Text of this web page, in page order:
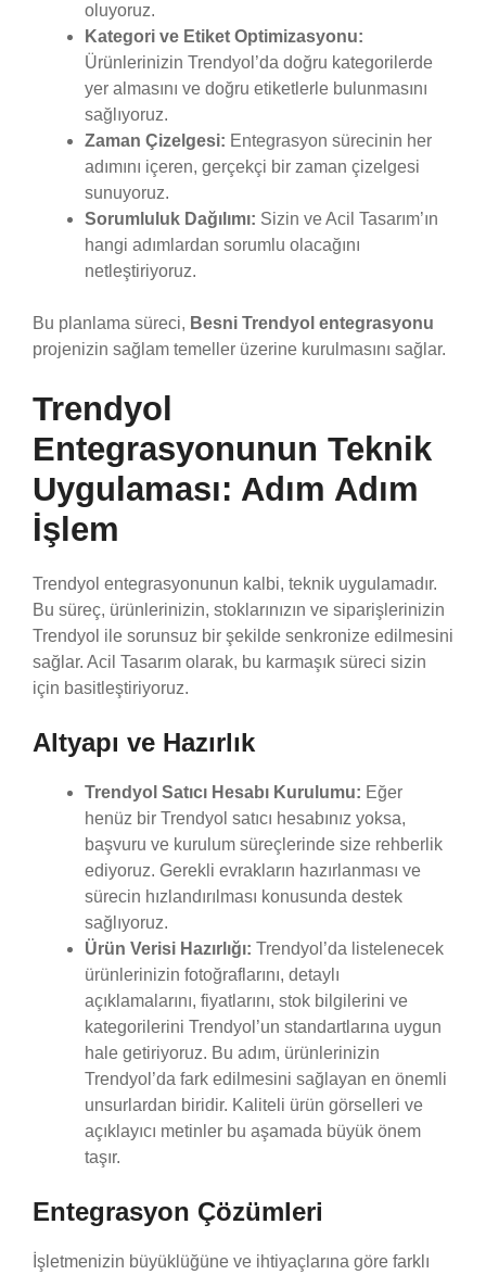
oluyoruz.
Kategori ve Etiket Optimizasyonu:
Ürünlerinizin Trendyol’da doğru kategorilerde
yer almasını ve doğru etiketlerle bulunmasını
sağlıyoruz.
Zaman Çizelgesi: Entegrasyon sürecinin her
adımını içeren, gerçekçi bir zaman çizelgesi
sunuyoruz.
Sorumluluk Dağılımı: Sizin ve Acil Tasarım’ın
hangi adımlardan sorumlu olacağını
netleştiriyoruz.
Bu planlama süreci, Besni Trendyol entegrasyonu
projenizin sağlam temeller üzerine kurulmasını sağlar.
Trendyol
Entegrasyonunun Teknik
Uygulaması: Adım Adım
İşlem
Trendyol entegrasyonunun kalbi, teknik uygulamadır.
Bu süreç, ürünlerinizin, stoklarınızın ve siparişlerinizin
Trendyol ile sorunsuz bir şekilde senkronize edilmesini
sağlar. Acil Tasarım olarak, bu karmaşık süreci sizin
için basitleştiriyoruz.
Altyapı ve Hazırlık
Trendyol Satıcı Hesabı Kurulumu: Eğer
henüz bir Trendyol satıcı hesabınız yoksa,
başvuru ve kurulum süreçlerinde size rehberlik
ediyoruz. Gerekli evrakların hazırlanması ve
sürecin hızlandırılması konusunda destek
sağlıyoruz.
Ürün Verisi Hazırlığı: Trendyol’da listelenecek
ürünlerinizin fotoğraflarını, detaylı
açıklamalarını, fiyatlarını, stok bilgilerini ve
kategorilerini Trendyol’un standartlarına uygun
hale getiriyoruz. Bu adım, ürünlerinizin
Trendyol’da fark edilmesini sağlayan en önemli
unsurlardan biridir. Kaliteli ürün görselleri ve
açıklayıcı metinler bu aşamada büyük önem
taşır.
Entegrasyon Çözümleri
İşletmenizin büyüklüğüne ve ihtiyaçlarına göre farklı